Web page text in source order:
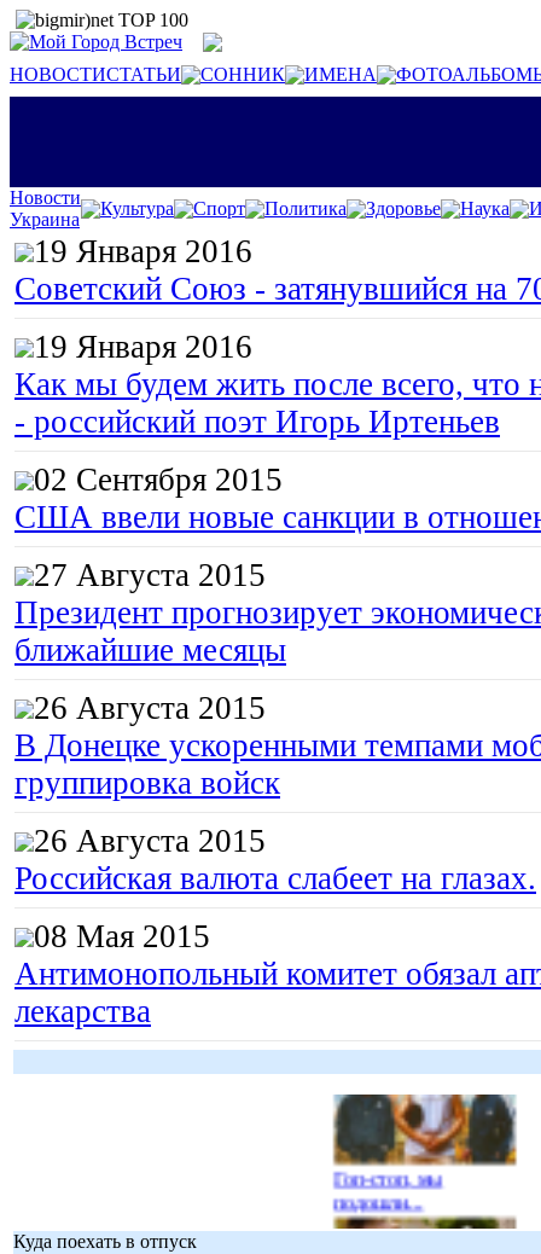
НОВОСТИСТАТЬИ СОННИК ИМЕНА
Новости
Украина
Культура Спорт Политика Здоровье Наука
19 Января 2016
Советский Союз - затянувшийся на
19 Января 2016
Как мы будем жить после всего, что
- российский поэт Игорь Иртеньев
02 Сентября 2015
США ввели новые санкции в
27 Августа 2015
Президент прогнозирует
ближайшие месяцы
26 Августа 2015
В Донецке ускоренными темпами
группировка войск
26 Августа 2015
Российская валюта слабеет на глазах.
08 Мая 2015
Антимонопольный комитет обязал
лекарства
Гоп-стоп, мы
подошли...
Куда поехать в отпуск